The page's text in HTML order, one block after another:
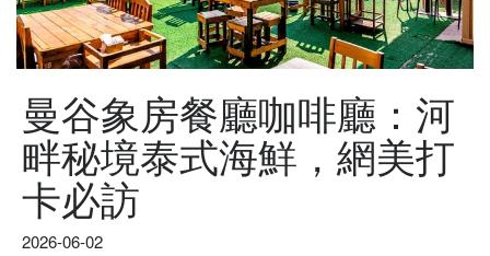
曼谷象房餐廳咖啡廳：河
畔秘境泰式海鮮，網美打
卡必訪
2026-06-02